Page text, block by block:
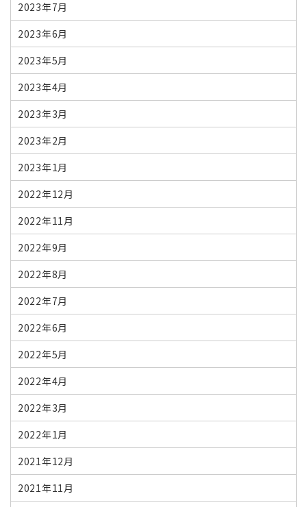
2023年7月
2023年6月
2023年5月
2023年4月
2023年3月
2023年2月
2023年1月
2022年12月
2022年11月
2022年9月
2022年8月
2022年7月
2022年6月
2022年5月
2022年4月
2022年3月
2022年1月
2021年12月
2021年11月